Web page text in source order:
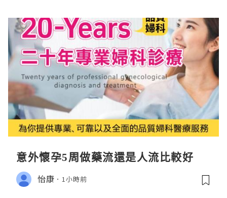
意外懷孕5周做藥流還是人流比較好
怡康 1小時前